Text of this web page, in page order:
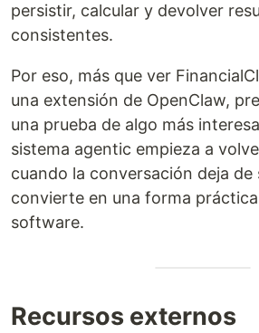
persistir, calcular y devolver
consistentes.
Por eso, más que ver
una extensión de OpenClaw,
una prueba de algo más
sistema agentic empieza a
cuando la conversación deja de
convierte en una forma
software.
Recursos externos